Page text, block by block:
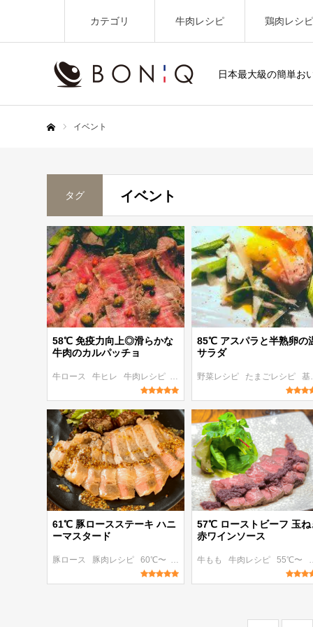
日本最大級の簡単お
カテゴリ 牛肉レシピ 鶏肉レシ
イベント
タグ イベント
58℃ 免疫力向上◎滑らかな
牛肉のカルパッチョ
牛ロース 牛ヒレ 牛肉レシピ 55℃〜 パパッと作れる
85℃ アスパラと半熟卵の
サラダ
野菜レシピ たまごレシピ 基本のレシピ
61℃ 豚ロースステーキ ハニ
ーマスタード
豚ロース 豚肉レシピ 60℃〜 朝食・ランチ ディナー
57℃ ローストビーフ 玉ね
赤ワインソース
牛もも 牛肉レシピ 55℃〜